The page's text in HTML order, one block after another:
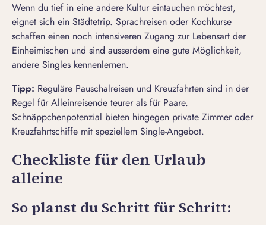
Wenn du tief in eine andere Kultur eintauchen möchtest,
eignet sich ein Städtetrip. Sprachreisen oder Kochkurse
schaffen einen noch intensiveren Zugang zur Lebensart der
Einheimischen und sind ausserdem eine gute Möglichkeit,
andere Singles kennenlernen.
Tipp: Reguläre Pauschalreisen und Kreuzfahrten sind in der
Regel für Alleinreisende teurer als für Paare.
Schnäppchenpotenzial bieten hingegen private Zimmer oder
Kreuzfahrtschiffe mit speziellem Single-Angebot.
Checkliste für den Urlaub
alleine
So planst du Schritt für Schritt: